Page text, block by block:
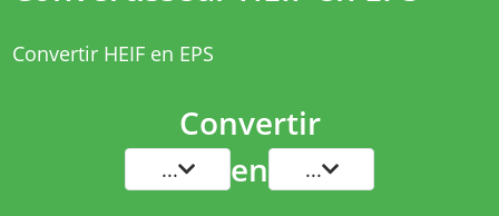
Convertir HEIF en EPS
Convertir
... en ...